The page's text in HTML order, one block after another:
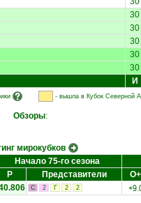
30
30
30
30
30
И
- вышла в Кубок Северной
Обзоры:
мирокубков
Начало 75-го сезона
Р
Представители О+
С 2 Г 2 2